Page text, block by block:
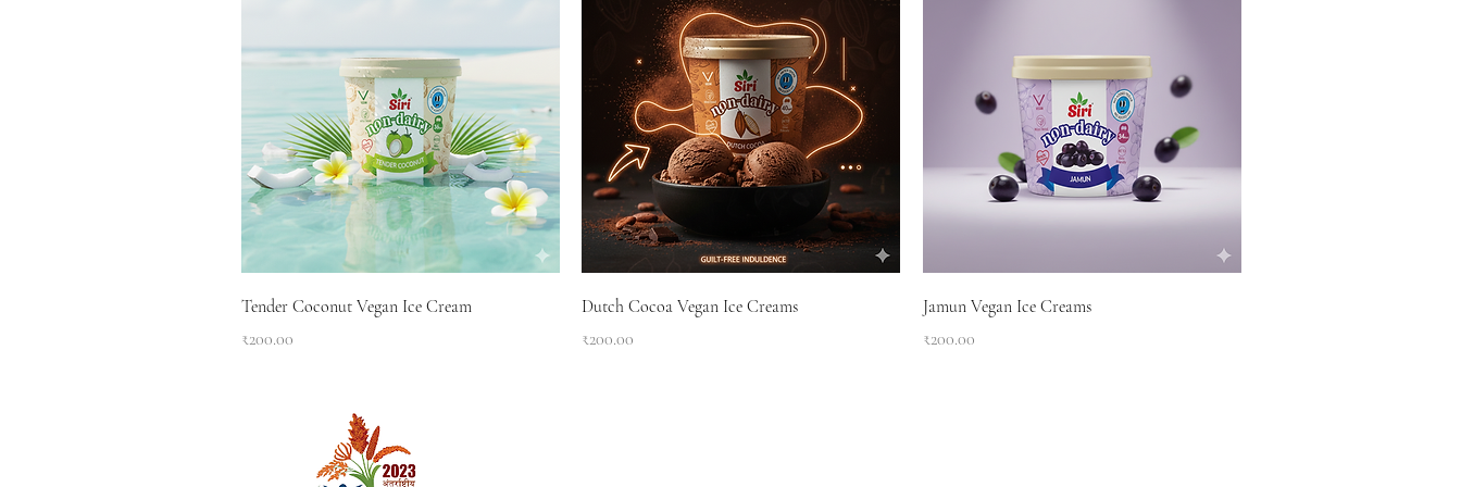
Tender Coconut Vegan Ice Cream
Price
₹200.00
Dutch Cocoa Vegan Ice Creams
Price
₹200.00
Jamun Vegan Ice Creams
Price
₹200.00